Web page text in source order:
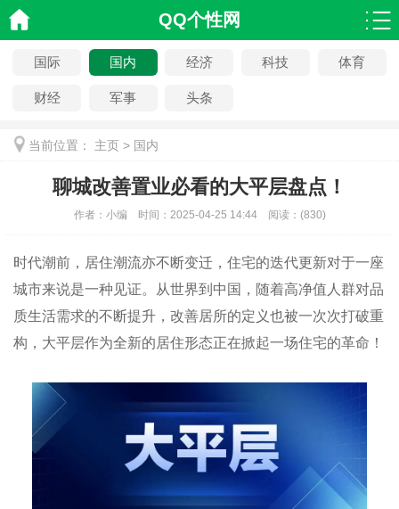
QQ个性网
国际 国内 经济 科技 体育
财经 军事 头条
当前位置： 主页 > 国内
聊城改善置业必看的大平层盘点！
作者： 小编 时间： 2025-04-25 14:44 阅读： (830)
时代潮前，居住潮流亦不断变迁，住宅的迭代更新对于一座
城市来说是一种见证。从世界到中国，随着高净值人群对品
质生活需求的不断提升，改善居所的定义也被一次次打破重
构，大平层作为全新的居住形态正在掀起一场住宅的革命！